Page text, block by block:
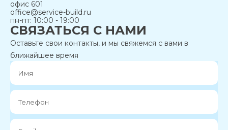
офис 601
office@service-build.ru
пн-пт: 10:00 - 19:00
СВЯЗАТЬСЯ С НАМИ
Оставьте свои контакты, и мы свяжемся с вами в
ближайшее время